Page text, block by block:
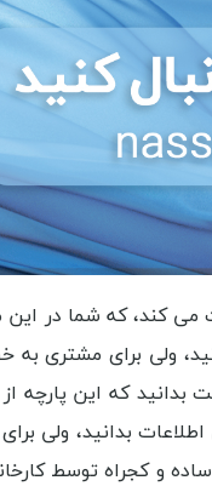
کند، که شما در
ولی برای
بدانید که این
بدانید،
ساده و کجراه توسط